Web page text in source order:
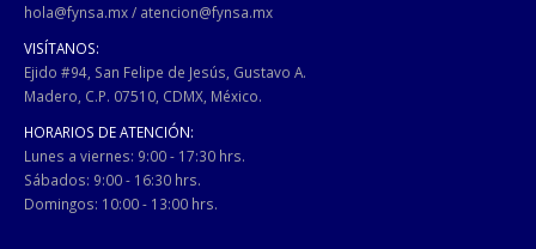
hola@fynsa.mx/ atencion@fynsa.mx
VISÍTANOS:
Ejido #94, San Felipe de Jesús, Gustavo A.
Madero, C.P. 07510, CDMX, México.
HORARIOS DE ATENCIÓN:
Lunes a viernes: 9:00 - 17:30 hrs.
Sábados: 9:00 - 16:30 hrs.
Domingos: 10:00 - 13:00 hrs.